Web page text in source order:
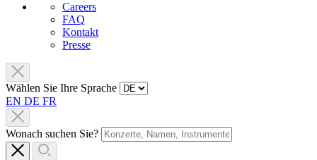
Careers
FAQ
Kontakt
Presse
Wählen Sie Ihre Sprache
EN DE FR
Wonach suchen Sie?